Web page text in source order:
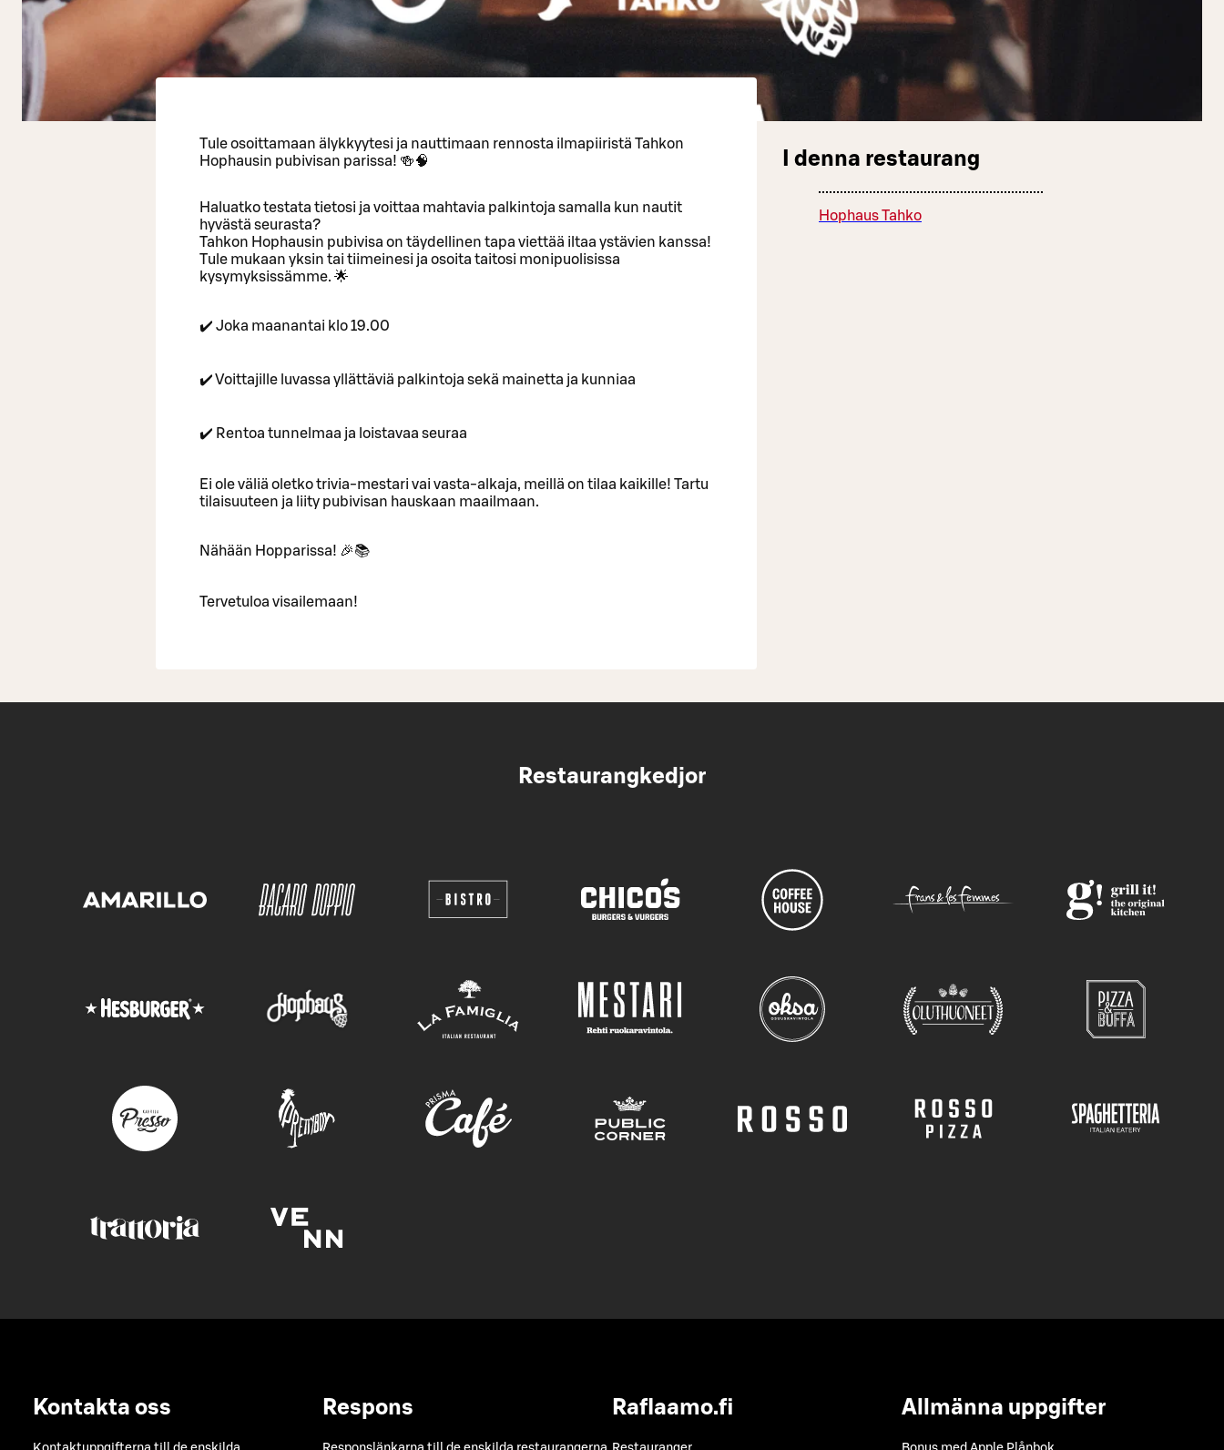
Tule osoittamaan älykkyytesi ja nauttimaan rennosta ilmapiiristä Tahkon
Hophausin pubivisan parissa! 🍻🧠
Haluatko testata tietosi ja voittaa mahtavia palkintoja samalla kun nautit
hyvästä seurasta?
Tahkon Hophausin pubivisa on täydellinen tapa viettää iltaa ystävien kanssa!
Tule mukaan yksin tai tiimeinesi ja osoita taitosi monipuolisissa
kysymyksissämme. 🌟
✔️ Joka maanantai klo 19.00
✔️ Voittajille luvassa yllättäviä palkintoja sekä mainetta ja kunniaa
✔️ Rentoa tunnelmaa ja loistavaa seuraa
Ei ole väliä oletko trivia-mestari vai vasta-alkaja, meillä on tilaa kaikille! Tartu
tilaisuuteen ja liity pubivisan hauskaan maailmaan.
Nähään Hopparissa! 🎉📚
Tervetuloa visailemaan!
I denna restaurang
Hophaus Tahko
Restaurangkedjor
Kontakta oss Respons Raflaamo.fi Allmänna uppgifter